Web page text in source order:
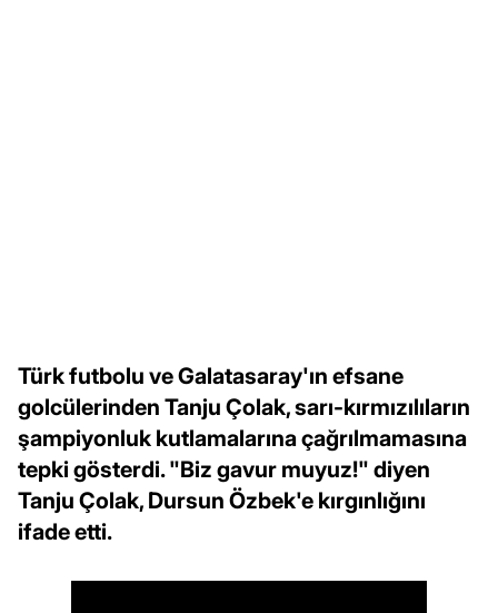
Türk futbolu ve Galatasaray'ın efsane
golcülerinden Tanju Çolak, sarı-kırmızılıların
şampiyonluk kutlamalarına çağrılmamasına
tepki gösterdi. "Biz gavur muyuz!" diyen
Tanju Çolak, Dursun Özbek'e kırgınlığını
ifade etti.